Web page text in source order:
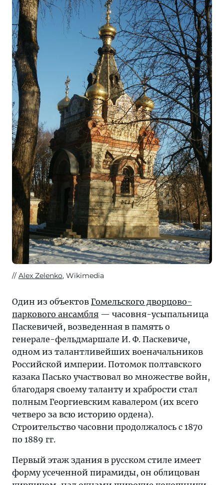
Alex Zelenko, Wikimedia
Один из объектов Гомельского дворцово-
паркового ансамбля — часовня-усыпальница
Паскевичей, возведенная в память о
генерале-фельдмаршале И. Ф. Паскевиче,
одном из талантливейших военачальников
Российской империи. Потомок полтавского
казака Пасько участвовал во множестве войн,
благодаря своему таланту и храбрости стал
полным Георгиевским кавалером (их всего
четверо за всю историю ордена).
Строительство часовни продолжалось с 1870
по 1889 гг.
Первый этаж здания в русском стиле имеет
форму усеченной пирамиды, он облицован